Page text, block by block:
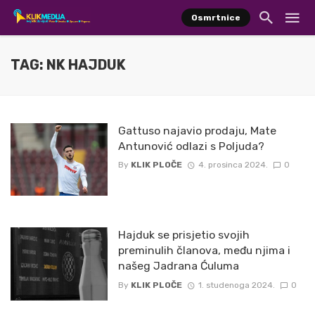
Osmrtnice
TAG: NK HAJDUK
Gattuso najavio prodaju, Mate
Antunović odlazi s Poljuda?
By KLIK PLOČE 4. prosinca 2024. 0
Hajduk se prisjetio svojih
preminulih članova, među njima i
našeg Jadrana Ćuluma
By KLIK PLOČE 1. studenoga 2024. 0